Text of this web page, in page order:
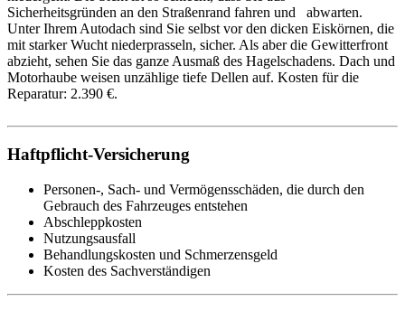
Sicherheitsgründen an den Straßenrand fahren und abwarten.
Unter Ihrem Autodach sind Sie selbst vor den dicken Eiskörnen, die
mit starker Wucht niederprasseln, sicher. Als aber die Gewitterfront
abzieht, sehen Sie das ganze Ausmaß des Hagelschadens. Dach und
Motorhaube weisen unzählige tiefe Dellen auf. Kosten für die
Reparatur: 2.390 €.
Haftpflicht-Versicherung
Personen-, Sach- und Vermögensschäden, die durch den
Gebrauch des Fahrzeuges entstehen
Abschleppkosten
Nutzungsausfall
Behandlungskosten und Schmerzensgeld
Kosten des Sachverständigen